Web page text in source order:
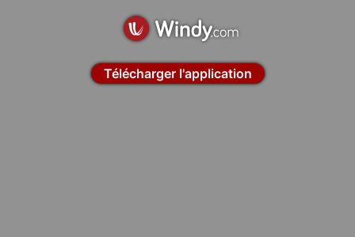
Télécharger l'application